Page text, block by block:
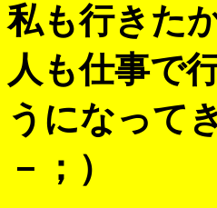
私も行きた
人も仕事で
うになって
－；）